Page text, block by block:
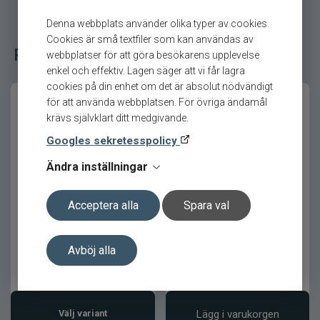
Denna webbplats använder olika typer av cookies.
Cookies är små textfiler som kan användas av
webbplatser för att göra besökarens upplevelse
enkel och effektiv. Lagen säger att vi får lagra
cookies på din enhet om det är absolut nödvändigt
för att använda webbplatsen. För övriga ändamål
krävs självklart ditt medgivande.
Googles sekretesspolicy
Ändra inställningar
Acceptera alla Spara val
Avböj alla
andra predatorer där låg betesvikt och känsla är
avgörande.
Optimal för tekniker som kräver precision,
snabba presentationer och maximal
beteskontroll.
Prestanda och känsla
Rullen levererar extremt mjuk och kraftfull
styva HAGANE-kroppen.
kontakt med fisken och förstärker varje
ögonblick vid vattnet.
Produktfördelar
Relaterade fiskeredskap för ditt fiske
lågprofilsrulle Stealth Gold
Välj variant
lågprofilsrulle 6,6:1 Vänster
Lägg i varukorgen